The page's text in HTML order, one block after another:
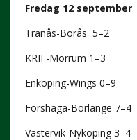
Fredag 12 september
Tranås-Borås 5–2
KRIF-Mörrum 1–3
Enköping-Wings 0–9
Forshaga-Borlänge 7–4
Västervik-Nyköping 3–4